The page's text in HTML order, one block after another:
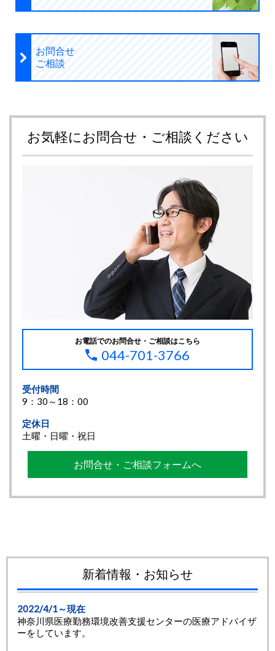
お問合せ
ご相談
お気軽にお問合せ・ご相談ください
お電話でのお問合せ・ご相談はこちら
044-701-3766
受付時間
9：30～18：00
定休日
土曜・日曜・祝日
お問合せ・ご相談フォームへ
新着情報・お知らせ
2022/4/1～現在
神奈川県医療勤務環境改善支援センターの医療アドバイザ
ーをしています。